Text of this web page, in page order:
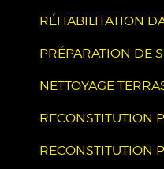
RÉHABILITATION
PRÉPARATION DE
NETTOYAGE
RECONSTITUTION
RECONSTITUTION